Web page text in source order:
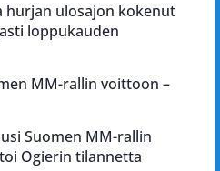
hurjan ulosajon kokenut
loppukauden
MM-rallin voittoon –
Suomen MM-rallin
Ogierin tilannetta